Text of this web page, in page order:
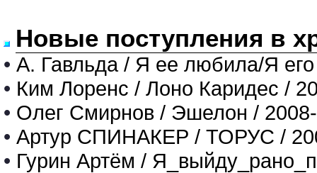
Новые поступления в
• А. Гавльда / Я ее любила/Я
• Ким Лоренс / Лоно Каридес /
• Олег Смирнов / Эшелон /
• Артур СПИНАКЕР / ТОРУС /
• Гурин Артём /